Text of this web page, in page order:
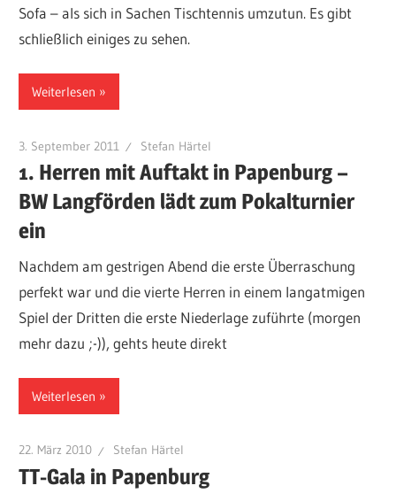
Sofa – als sich in Sachen Tischtennis umzutun. Es gibt
schließlich einiges zu sehen.
Weiterlesen
3. September 2011 Stefan Härtel
1. Herren mit Auftakt in Papenburg –
BW Langförden lädt zum Pokalturnier
ein
Nachdem am gestrigen Abend die erste Überraschung
perfekt war und die vierte Herren in einem langatmigen
Spiel der Dritten die erste Niederlage zuführte (morgen
mehr dazu ;-)), gehts heute direkt
Weiterlesen
22. März 2010 Stefan Härtel
TT-Gala in Papenburg